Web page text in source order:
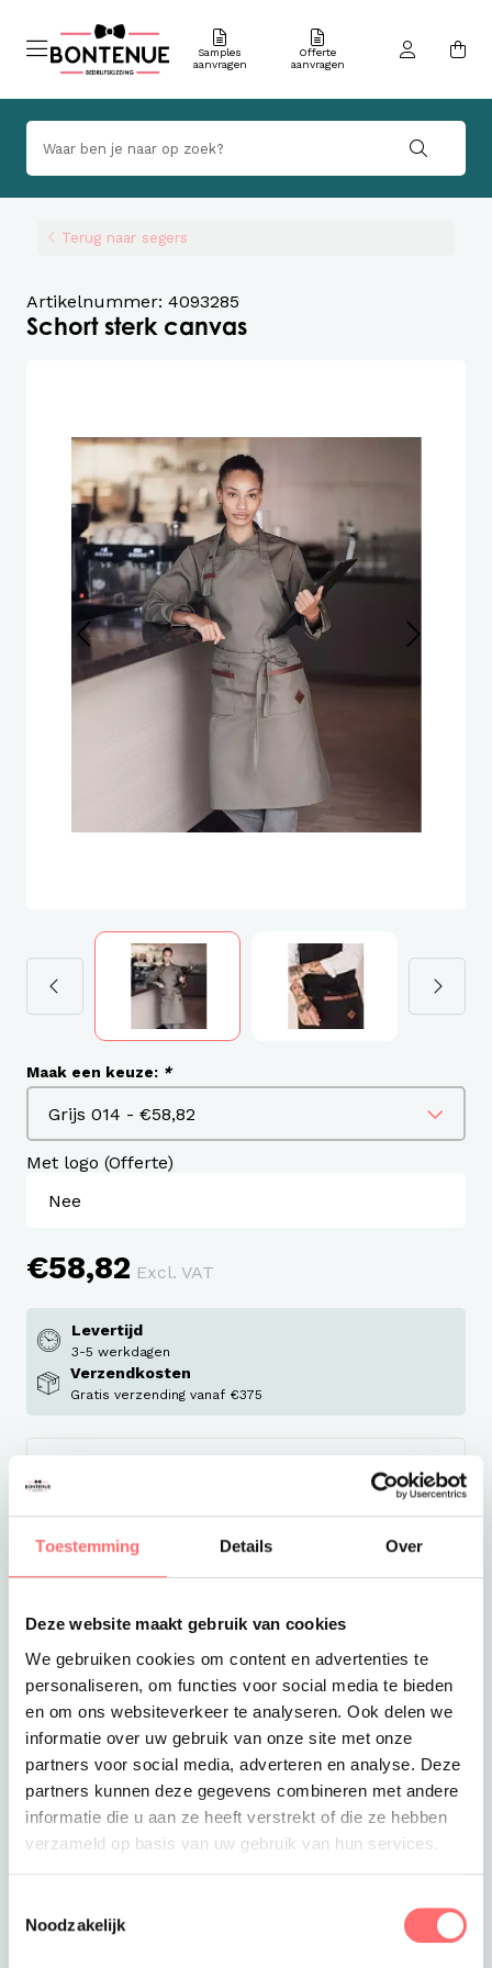
Toestemming Details Over
Deze website maakt gebruik van cookies
We gebruiken cookies om content en advertenties te
personaliseren, om functies voor social media te bieden
en om ons websiteverkeer te analyseren. Ook delen we
informatie over uw gebruik van onze site met onze
partners voor social media, adverteren en analyse. Deze
partners kunnen deze gegevens combineren met andere
informatie die u aan ze heeft verstrekt of die ze hebben
verzameld op basis van uw gebruik van hun services.
Noodzakelijk
Samples
aanvragen
Offerte
aanvragen
Terug naar segers
Artikelnummer: 4093285
Schort sterk canvas
Maak een keuze: *
Met logo (Offerte)
€58,82 Excl. VAT
Levertijd
3-5 werkdagen
Verzendkosten
Gratis verzending vanaf €375
Offerte of sample aanvragen
Wil je een offerte of sample aanvragen.
Stop dit product dan in je winkelmandje en
vraag een offerte of sample aan.